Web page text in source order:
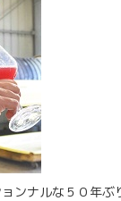
ンナルな５０年ぶ